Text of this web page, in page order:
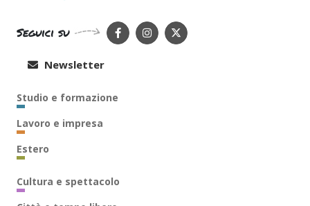
Seguici su
Newsletter
Studio e formazione
Lavoro e impresa
Estero
Cultura e spettacolo